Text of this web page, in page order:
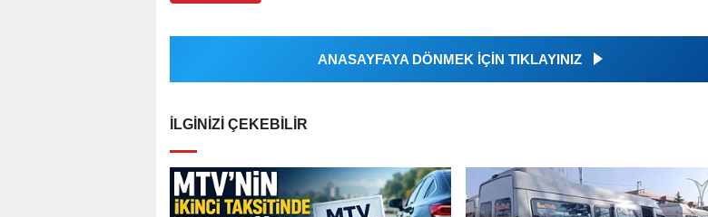
ANASAYFAYA DÖNMEK İÇİN TIKLAYINIZ
İLGINIZI ÇEKEBILIR